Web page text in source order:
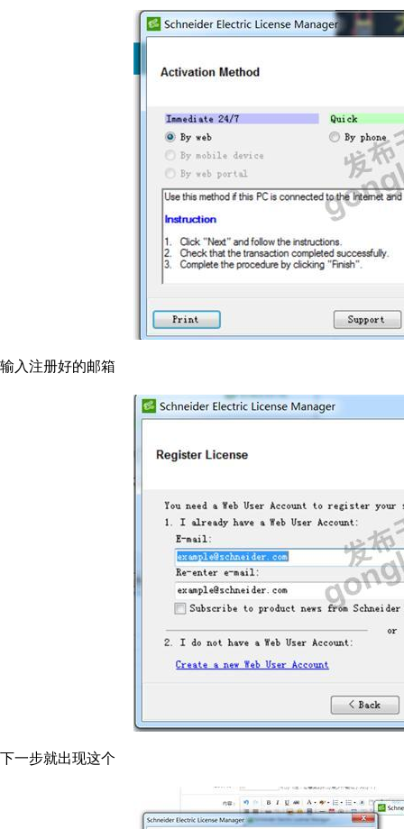
输入注册好的邮箱
下一步就出现这个